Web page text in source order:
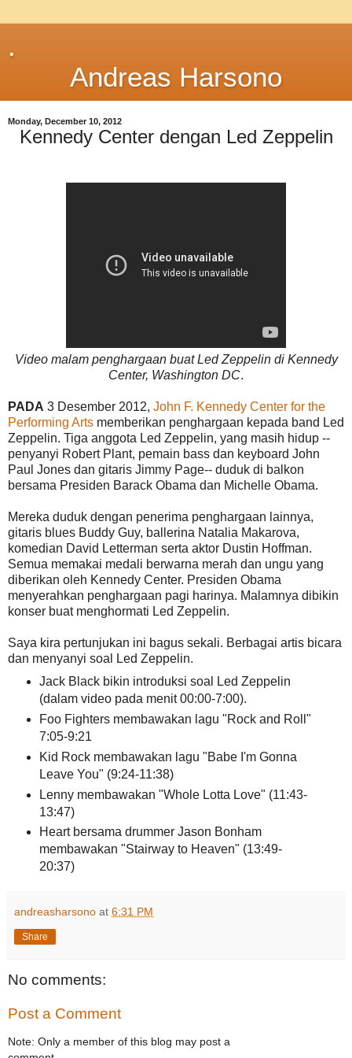
.
Andreas Harsono
Monday, December 10, 2012
Kennedy Center dengan Led Zeppelin
Video malam penghargaan buat Led Zeppelin di Kennedy
Center, Washington DC.
PADA 3 Desember 2012, John F. Kennedy Center for the
Performing Arts memberikan penghargaan kepada band Led
Zeppelin. Tiga anggota Led Zeppelin, yang masih hidup --
penyanyi Robert Plant, pemain bass dan keyboard John
Paul Jones dan gitaris Jimmy Page-- duduk di balkon
bersama Presiden Barack Obama dan Michelle Obama.
Mereka duduk dengan penerima penghargaan lainnya,
gitaris blues Buddy Guy, ballerina Natalia Makarova,
komedian David Letterman serta aktor Dustin Hoffman.
Semua memakai medali berwarna merah dan ungu yang
diberikan oleh Kennedy Center. Presiden Obama
menyerahkan penghargaan pagi harinya. Malamnya dibikin
konser buat menghormati Led Zeppelin.
Saya kira pertunjukan ini bagus sekali. Berbagai artis bicara
dan menyanyi soal Led Zeppelin.
Jack Black bikin introduksi soal Led Zeppelin
(dalam video pada menit 00:00-7:00).
Foo Fighters membawakan lagu "Rock and Roll"
7:05-9:21
Kid Rock membawakan lagu "Babe I'm Gonna
Leave You" (9:24-11:38)
Lenny membawakan "Whole Lotta Love" (11:43-
13:47)
Heart bersama drummer Jason Bonham
membawakan "Stairway to Heaven" (13:49-
20:37)
andreasharsono at 6:31 PM
Share
No comments:
Post a Comment
Note: Only a member of this blog may post a